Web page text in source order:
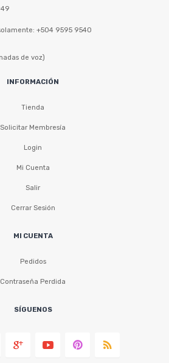
+504 9595 9540
de voz)
INFORMACIÓN
Tienda
Solicitar Membresía
Login
Mi Cuenta
Salir
Cerrar Sesión
MI CUENTA
Pedidos
Contraseña Perdida
SÍGUENOS